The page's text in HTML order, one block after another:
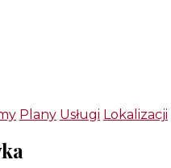
Plany Usługi Lokalizacji